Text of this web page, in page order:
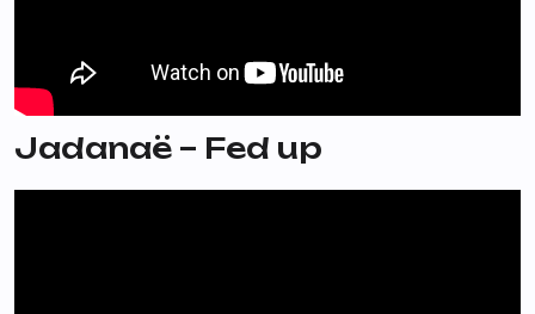
Jadanaë – Fed up